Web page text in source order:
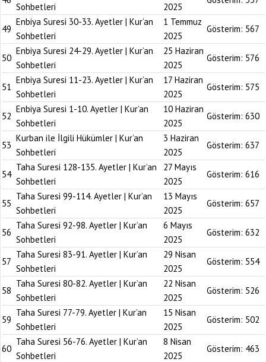
Sohbetleri 2025
49
Enbiya Suresi 30-33. Ayetler | Kur’an
Sohbetleri
1 Temmuz
2025
Gösterim: 567
50
Enbiya Suresi 24-29. Ayetler | Kur’an
Sohbetleri
25 Haziran
2025
Gösterim: 576
51
Enbiya Suresi 11-23. Ayetler | Kur’an
Sohbetleri
17 Haziran
2025
Gösterim: 575
52
Enbiya Suresi 1-10. Ayetler | Kur’an
Sohbetleri
10 Haziran
2025
Gösterim: 630
53
Kurban ile İlgili Hükümler | Kur’an
Sohbetleri
3 Haziran
2025
Gösterim: 637
54
Taha Suresi 128-135. Ayetler | Kur’an
Sohbetleri
27 Mayıs
2025
Gösterim: 616
55
Taha Suresi 99-114. Ayetler | Kur’an
Sohbetleri
13 Mayıs
2025
Gösterim: 657
56
Taha Suresi 92-98. Ayetler | Kur’an
Sohbetleri
6 Mayıs
2025
Gösterim: 632
57
Taha Suresi 83-91. Ayetler | Kur’an
Sohbetleri
29 Nisan
2025
Gösterim: 554
58
Taha Suresi 80-82. Ayetler | Kur’an
Sohbetleri
22 Nisan
2025
Gösterim: 526
59
Taha Suresi 77-79. Ayetler | Kur’an
Sohbetleri
15 Nisan
2025
Gösterim: 502
60
Taha Suresi 56-76. Ayetler | Kur’an
Sohbetleri
8 Nisan
2025
Gösterim: 463